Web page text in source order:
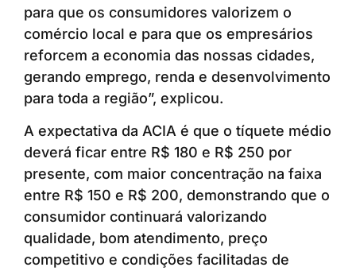
para que os consumidores valorizem o
comércio local e para que os empresários
reforcem a economia das nossas cidades,
gerando emprego, renda e desenvolvimento
para toda a região”, explicou.
A expectativa da ACIA é que o tíquete médio
deverá ficar entre R$ 180 e R$ 250 por
presente, com maior concentração na faixa
entre R$ 150 e R$ 200, demonstrando que o
consumidor continuará valorizando
qualidade, bom atendimento, preço
competitivo e condições facilitadas de